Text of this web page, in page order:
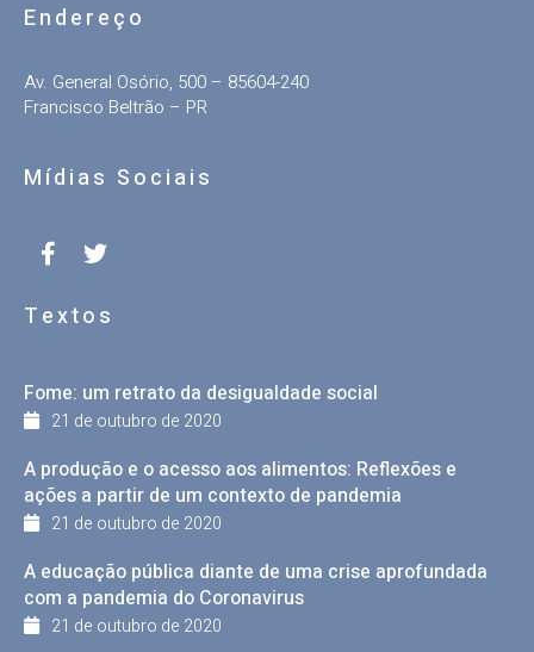
Endereço
Av. General Osório, 500 – 85604-240
Francisco Beltrão – PR
Mídias Sociais
Textos
Fome: um retrato da desigualdade social
21 de outubro de 2020
A produção e o acesso aos alimentos: Reflexões e
ações a partir de um contexto de pandemia
21 de outubro de 2020
A educação pública diante de uma crise aprofundada
com a pandemia do Coronavirus
21 de outubro de 2020